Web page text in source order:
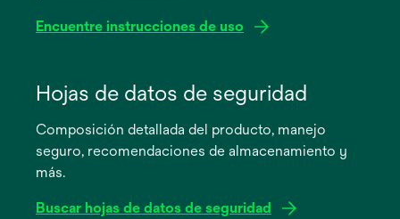
Encuentre instrucciones de uso
abre
pestaña
nueva
Hojas de datos de seguridad
Composición detallada del producto, manejo
seguro, recomendaciones de almacenamiento y
más.
Buscar hojas de datos de seguridad